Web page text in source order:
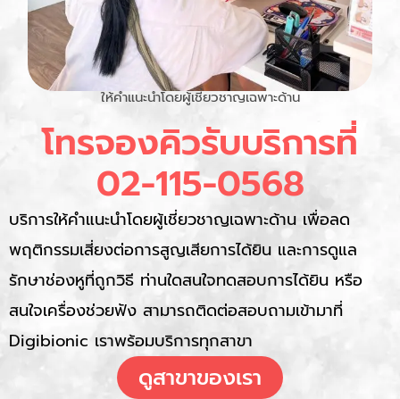
ให้คำแนะนำโดยผู้เชี่ยวชาญเฉพาะด้าน
โทรจองคิวรับบริการที่
02-115-0568
บริการให้คำแนะนำโดยผู้เชี่ยวชาญเฉพาะด้าน เพื่อลด
พฤติกรรมเสี่ยงต่อการสูญเสียการได้ยิน และการดูแล
รักษาช่องหูที่ถูกวิธี ท่านใดสนใจทดสอบการได้ยิน หรือ
สนใจเครื่องช่วยฟัง สามารถติดต่อสอบถามเข้ามาที่
Digibionic เราพร้อมบริการทุกสาขา
ดูสาขาของเรา